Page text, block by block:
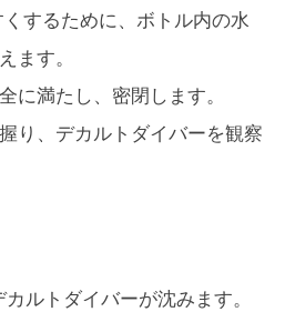
するために、ボトル内の水
ます。
に満たし、密閉します。
り、デカルトダイバーを観察
ルトダイバーが沈みます。